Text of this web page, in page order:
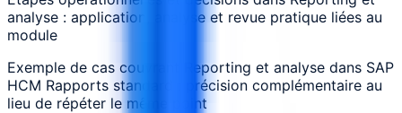
analyse : application, analyse et revue pratique liées au
module
Exemple de cas couvrant Reporting et analyse dans SAP
HCM Rapports standard : précision complémentaire au
lieu de répéter le même point